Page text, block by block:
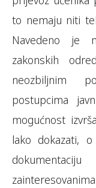
to nemaju niti
Navedeno je
zakonskih
neozbiljnim
postupcima
mogućnost
lako dokazati,